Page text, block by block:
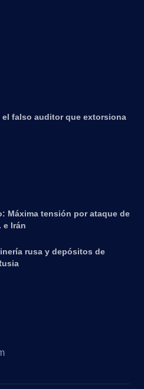
el falso auditor que extorsiona
Máxima tensión por ataque de
e Irán
rusa y depósitos de